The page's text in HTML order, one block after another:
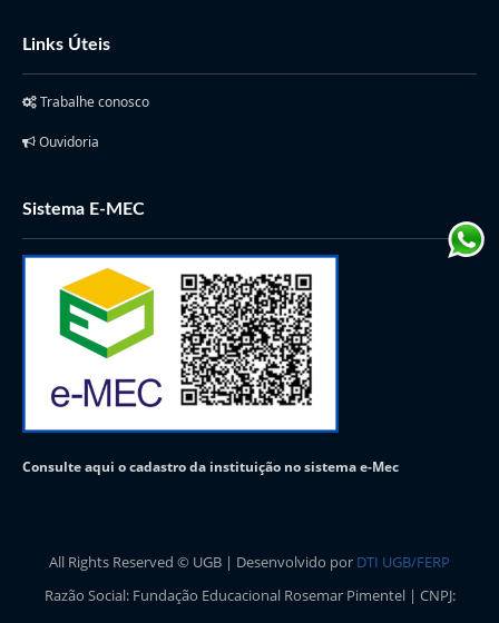
Links Úteis
Trabalhe conosco
Ouvidoria
Sistema E-MEC
Consulte aqui o cadastro da instituição no sistema e-Mec
All Rights Reserved © UGB | Desenvolvido por DTI UGB/FERP
Razão Social: Fundação Educacional Rosemar Pimentel | CNPJ: